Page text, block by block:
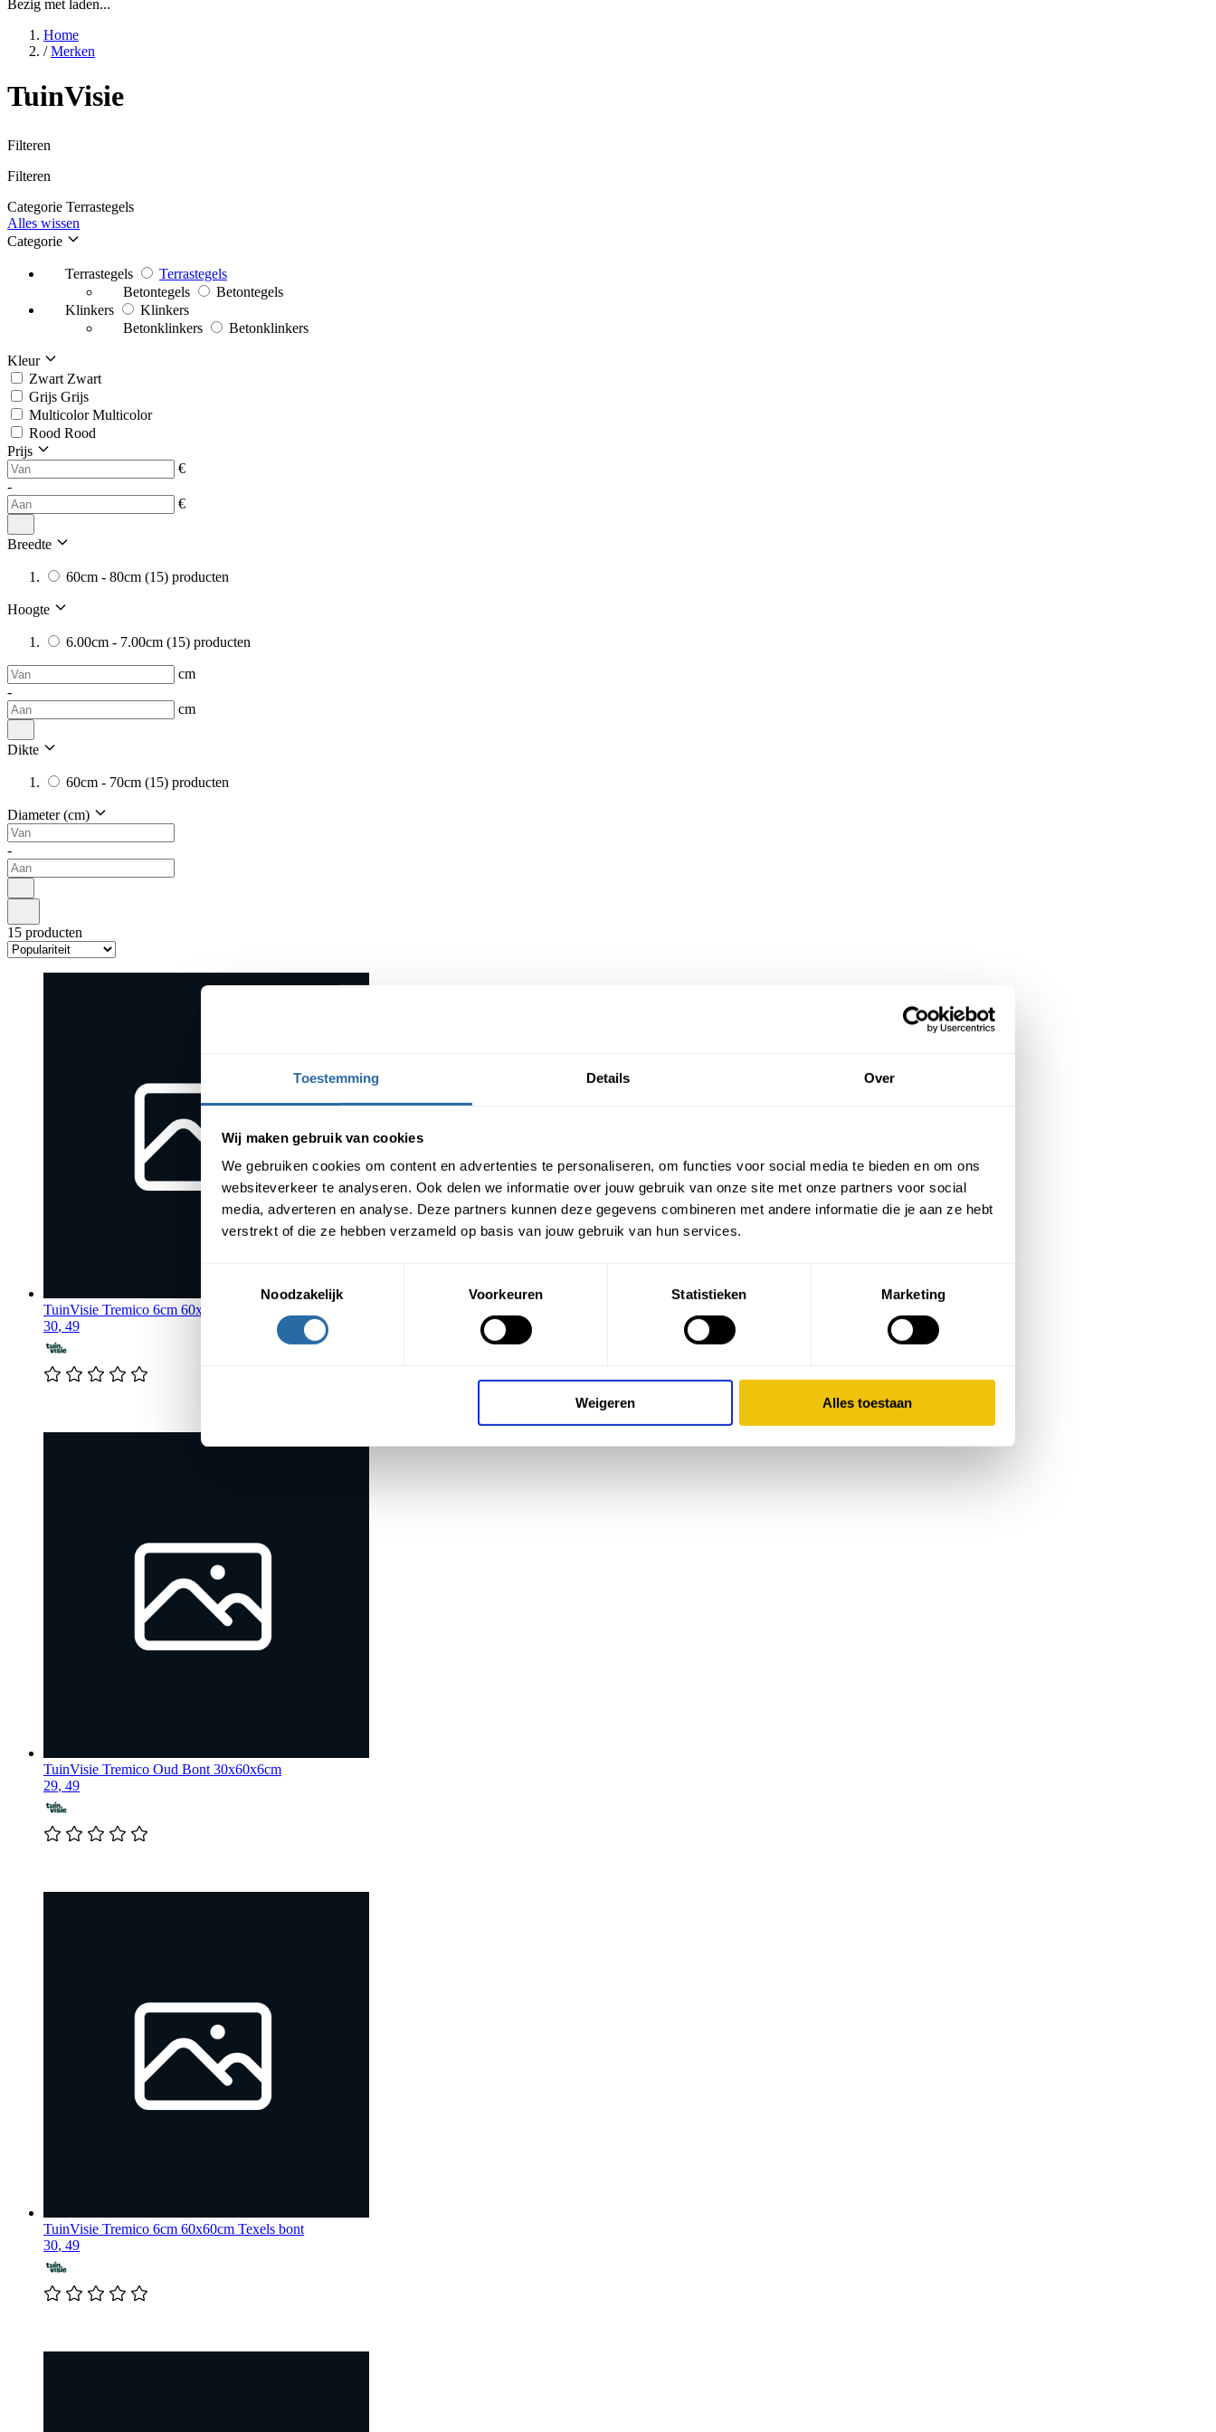
Toestemming Details Over
Wij maken gebruik van cookies
We gebruiken cookies om content en advertenties te personaliseren, om functies voor social media te bieden en om ons
websiteverkeer te analyseren. Ook delen we informatie over jouw gebruik van onze site met onze partners voor social
media, adverteren en analyse. Deze partners kunnen deze gegevens combineren met andere informatie die je aan ze hebt
verstrekt of die ze hebben verzameld op basis van jouw gebruik van hun services.
Noodzakelijk
Voorkeuren Statistieken Marketing
Weigeren Alles toestaan
Bezig met laden...
Home
/ Merken
TuinVisie
Filteren
Filteren
Categorie Terrastegels
Alles wissen
Categorie
Terrastegels
Terrastegels
Betontegels
Betontegels
Klinkers
Klinkers
Betonklinkers
Betonklinkers
Kleur
Zwart Zwart
Grijs Grijs
MulticolorMulticolor
Rood Rood
Prijs
€
-
€
Breedte
60cm - 80cm (15) producten
Hoogte
6.00cm - 7.00cm (15) producten
cm
-
cm
Dikte
60cm - 70cm (15) producten
Diameter (cm)
-
15 producten
TuinVisie Tremico 6cm 60x60cm Zeeuws bont
30, 49
TuinVisie Tremico Oud Bont 30x60x6cm
29, 49
TuinVisie Tremico 6cm 60x60cm Texels bont
30, 49